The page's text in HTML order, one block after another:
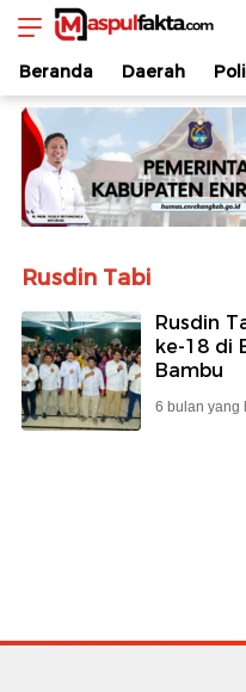
maspulfakta.com
Lokal Mendunia
Beranda Daerah
Rusdin Tabi
Rusdin
ke-18 di
Bambu
6 bulan yang